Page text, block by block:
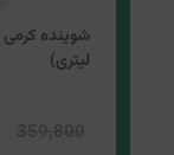
لیتری)